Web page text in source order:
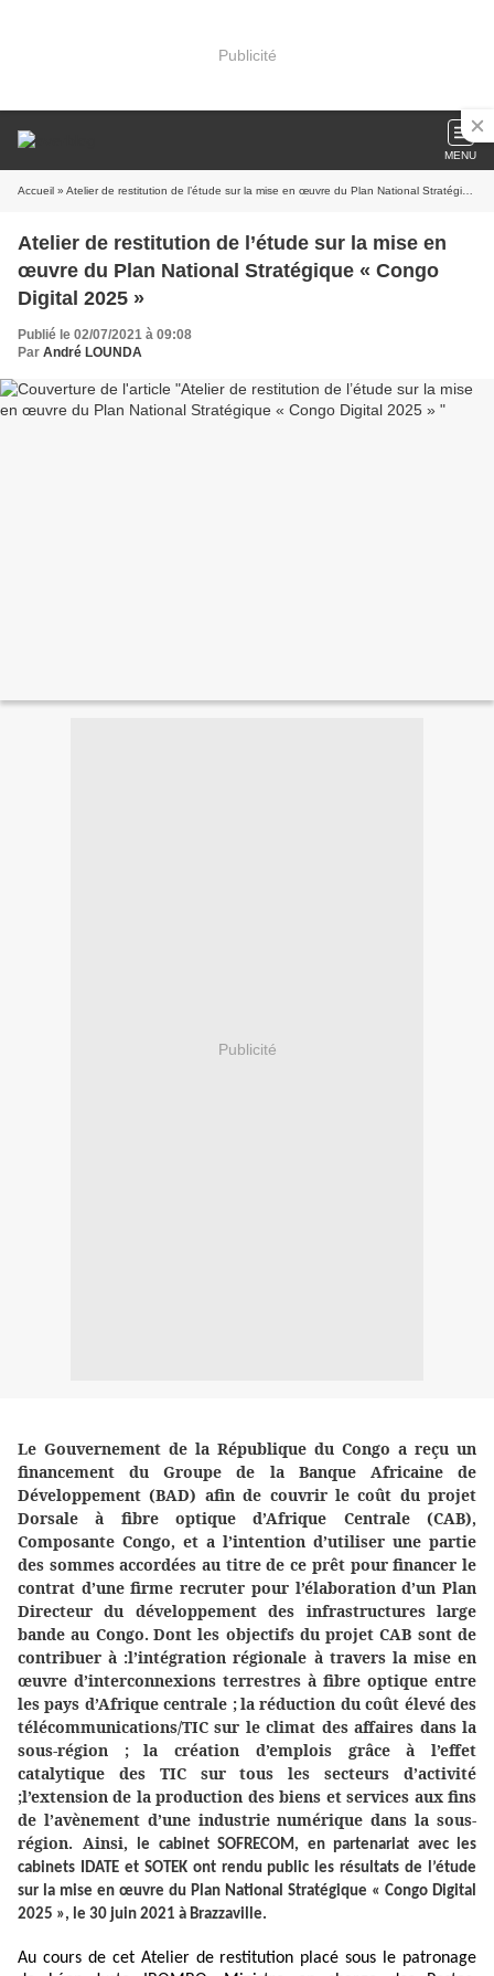
Publicité
MENU
Accueil » Atelier de restitution de l’étude sur la mise en œuvre du Plan National Stratégique « Congo Digital 2025 »
Atelier de restitution de l’étude sur la mise en
œuvre du Plan National Stratégique « Congo
Digital 2025 »
Publié le 02/07/2021 à 09:08
Par André LOUNDA
Publicité
Le Gouvernement de la République du Congo a reçu un
financement du Groupe de la Banque Africaine de
Développement (BAD) afin de couvrir le coût du projet
Dorsale à fibre optique d’Afrique Centrale (CAB),
Composante Congo, et a l’intention d’utiliser une partie
des sommes accordées au titre de ce prêt pour financer le
contrat d’une firme recruter pour l’élaboration d’un Plan
Directeur du développement des infrastructures large
bande au Congo. Dont les objectifs du projet CAB sont de
contribuer à :l’intégration régionale à travers la mise en
œuvre d’interconnexions terrestres à fibre optique entre
les pays d’Afrique centrale ;la réduction du coût élevé des
télécommunications/TIC sur le climat des affaires dans la
sous-région ;
la création d’emplois grâce à l’effet
catalytique des TIC sur tous les secteurs d’activité
;l’extension de la production des biens et services aux fins
de l’avènement d’une industrie numérique dans la sous-
région. Ainsi,
le cabinet SOFRECOM, en partenariat avec les
cabinets IDATE et SOTEK ont rendu public les résultats de l’étude
sur la mise en œuvre du Plan National Stratégique « Congo Digital
2025 », le 30 juin 2021 à Brazzaville.
Au cours de cet Atelier de restitution placé sous le patronage